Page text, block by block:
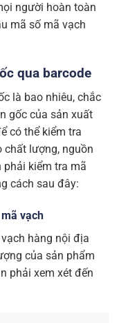
người hoàn toàn
mã số mã vạch
qua barcode
là bao nhiêu, chắc
gốc của sản xuất
có thể kiểm tra
lượng, nguồn
kiểm tra mã
cách sau đây:
vạch
hàng nội địa
của sản phẩm
phải xem xét đến